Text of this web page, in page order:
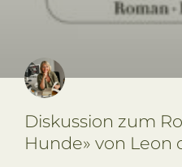
Diskussion zum
Hunde» von Leon